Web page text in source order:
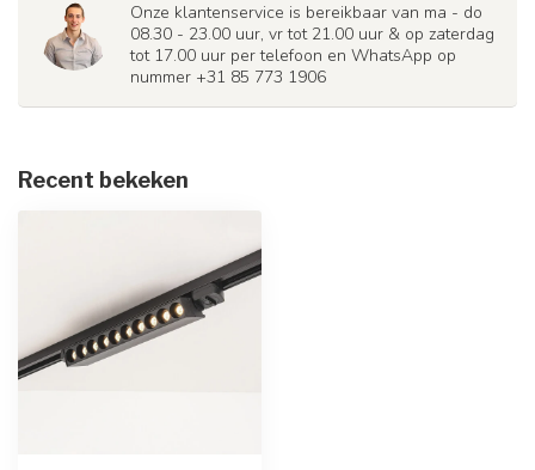
Onze klantenservice is bereikbaar van ma - do
08.30 - 23.00 uur, vr tot 21.00 uur & op zaterdag
tot 17.00 uur per telefoon en WhatsApp op
nummer +31 85 773 1906
Recent bekeken